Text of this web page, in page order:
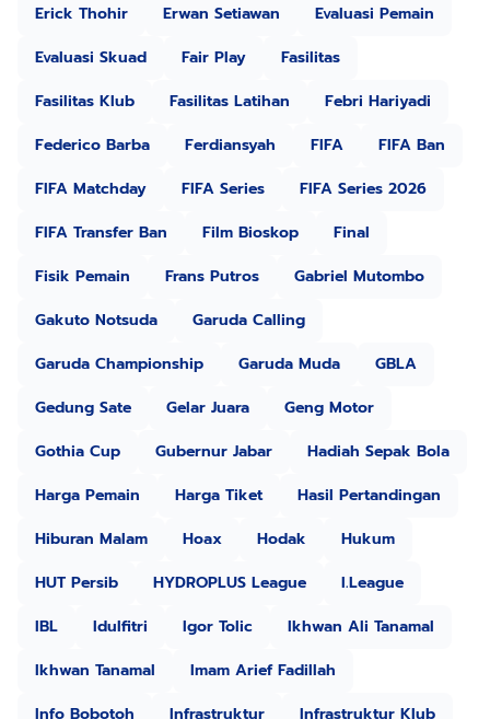
Erick Thohir
Erwan Setiawan
Evaluasi Pemain
Evaluasi Skuad
Fair Play
Fasilitas
Fasilitas Klub
Fasilitas Latihan
Febri Hariyadi
Federico Barba
Ferdiansyah FIFA
FIFA Ban
FIFA Matchday
FIFA Series
FIFA Series 2026
FIFA Transfer Ban
Film Bioskop
Final
Fisik Pemain
Frans Putros
Gabriel Mutombo
Gakuto Notsuda
Garuda Calling
Garuda Championship
Garuda Muda
GBLA
Gedung Sate
Gelar Juara
Geng Motor
Gothia Cup
Gubernur Jabar
Hadiah Sepak Bola
Harga Pemain
Harga Tiket
Hasil Pertandingan
Hiburan Malam
Hoax Hodak
Hukum
HUT Persib
HYDROPLUS League
I.League
IBL
Idulfitri Igor Tolic
Ikhwan Ali Tanamal
Ikhwan Tanamal
Imam Arief Fadillah